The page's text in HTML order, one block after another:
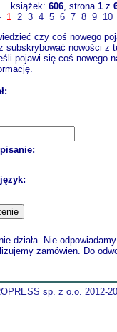
książek: 606, strona 1z
1 2 3 4 5 6 7 8 9
10
czy coś nowego
subskrybować nowości z
pojawi się coś nowego
działa. Nie
zamówien. Do
sp. z o.o. 2012-